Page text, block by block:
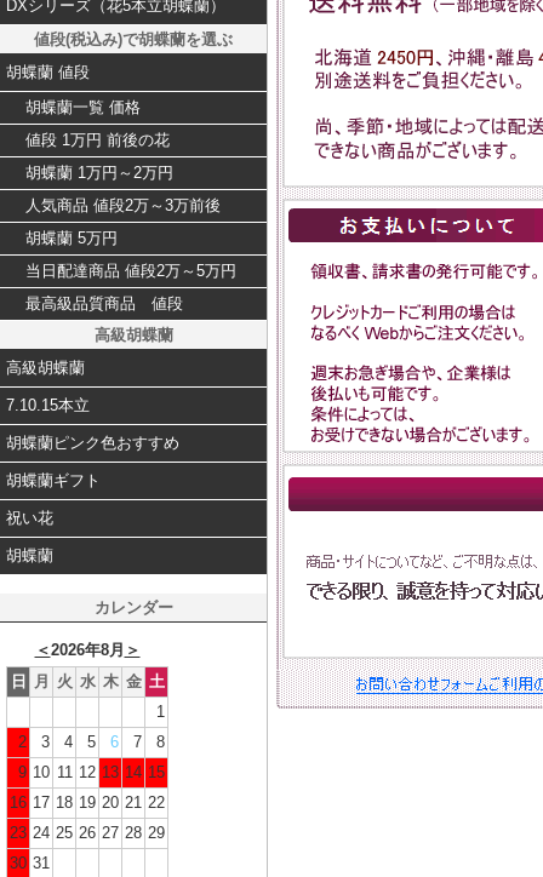
DXシリーズ（花5本立胡蝶蘭）
値段(税込み)で胡蝶蘭を選ぶ
胡蝶蘭 値段
胡蝶蘭一覧 価格
値段 1万円 前後の花
胡蝶蘭 1万円～2万円
人気商品 値段2万～3万前後
胡蝶蘭 5万円
当日配達商品 値段2万～5万円
最高級品質商品 値段
高級胡蝶蘭
高級胡蝶蘭
7.10.15本立
胡蝶蘭ピンク色おすすめ
胡蝶蘭ギフト
祝い花
胡蝶蘭
カレンダー
＜2026年8月 ＞
日
月 火 水 木 金 土
1
2
3 4 5 6 7
8
9 10 11 12 13 14 15
16 17 18 19 20 21 22
23 24 25 26 27 28 29
30 31